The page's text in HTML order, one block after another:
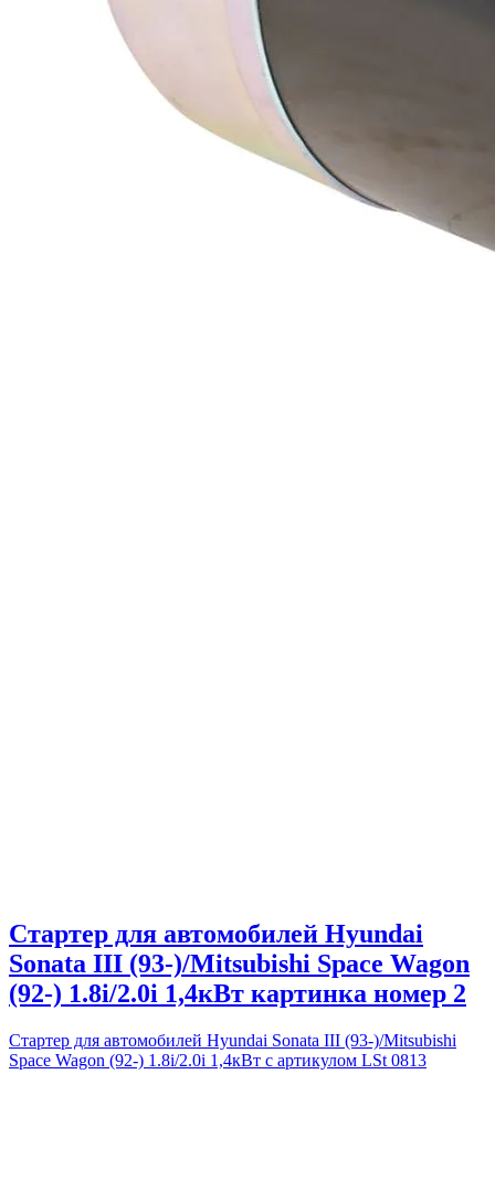
Стартер для автомобилей Hyundai
Sonata III (93-)/Mitsubishi Space Wagon
(92-) 1.8i/2.0i 1,4кВт картинка номер 2
Стартер для автомобилей Hyundai Sonata III (93-)/Mitsubishi
Space Wagon (92-) 1.8i/2.0i 1,4кВт с артикулом LSt 0813